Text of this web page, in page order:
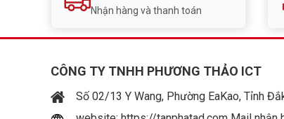
Nhận hàng và thanh toán
CÔNG TY TNHH PHƯƠNG THẢO ICT
Số 02/13 Y Wang, Phường EaKao, Tỉnh